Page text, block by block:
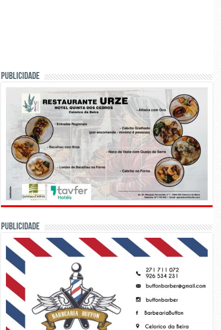
PUBLICIDADE
PUBLICIDADE